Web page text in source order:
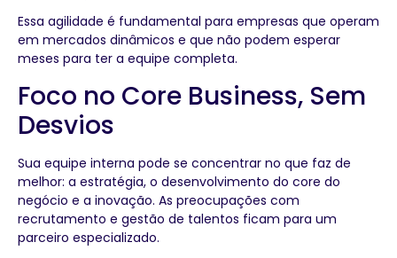
Essa agilidade é fundamental para empresas que operam
em mercados dinâmicos e que não podem esperar
meses para ter a equipe completa.
Foco no Core Business, Sem
Desvios
Sua equipe interna pode se concentrar no que faz de
melhor: a estratégia, o desenvolvimento do core do
negócio e a inovação. As preocupações com
recrutamento e gestão de talentos ficam para um
parceiro especializado.